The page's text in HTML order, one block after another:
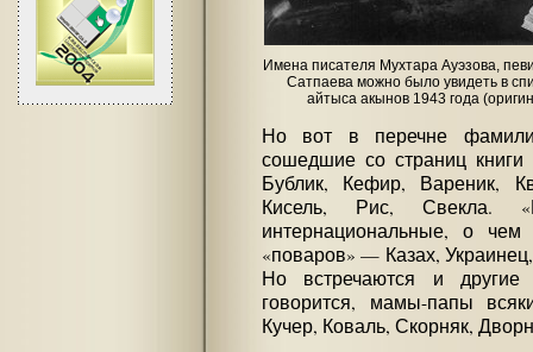
Имена писателя Мухтара Ауэзова,
Сатпаева можно было увидеть в
айтыса акынов 1943 года
Но вот в перечне
сошедшие со страниц
Бублик, Кефир, Вареник,
Кисель, Рис, Свекла.
интернациональные, о
«поваров» — Казах,
Но встречаются и
говорится, мамы-папы
Кучер, Коваль, Скорняк,